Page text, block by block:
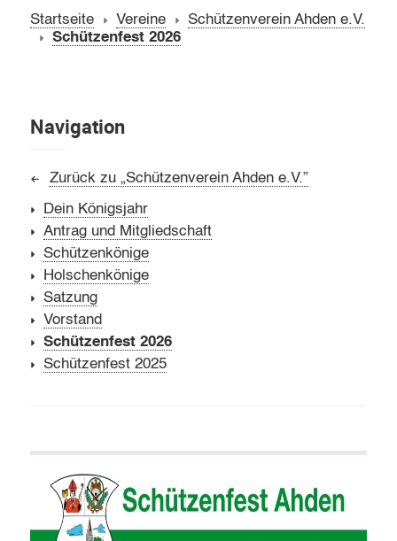
Startseite Vereine
Schützenverein Ahden e.V.
Schützenfest 2026
Navigation
Zurück zu „Schützenverein Ahden e.V.”
Dein Königsjahr
Antrag und Mitgliedschaft
Schützenkönige
Holschenkönige
Satzung
Vorstand
Schützenfest 2026
Schützenfest 2025